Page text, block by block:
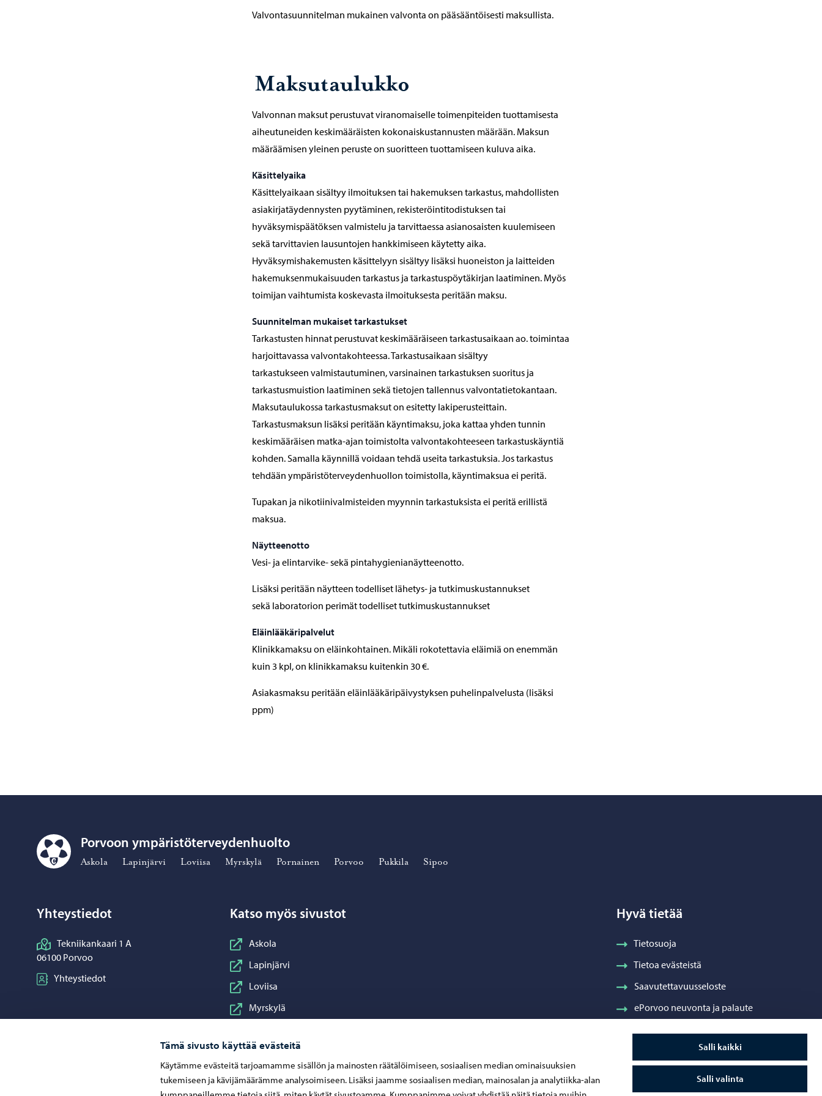
Tämä sivusto käyttää evästeitä
Käytämme evästeitä tarjoamamme sisällön ja mainosten räätälöimiseen, sosiaalisen median ominaisuuksien
tukemiseen ja kävijämäärämme analysoimiseen. Lisäksi jaamme sosiaalisen median, mainosalan ja analytiikka-alan
Salli kaikki
Salli valinta
Valvontasuunnitelman mukainen valvonta on pääsääntöisesti maksullista.
Maksutaulukko
Valvonnan maksut perustuvat viranomaiselle toimenpiteiden tuottamisesta
aiheutuneiden keskimääräisten kokonaiskustannusten määrään. Maksun
määräämisen yleinen peruste on suoritteen tuottamiseen kuluva aika.
Käsittelyaika
Käsittelyaikaan sisältyy ilmoituksen tai hakemuksen tarkastus, mahdollisten
asiakirjatäydennysten pyytäminen, rekisteröintitodistuksen tai
hyväksymispäätöksen valmistelu ja tarvittaessa asianosaisten kuulemiseen
sekä tarvittavien lausuntojen hankkimiseen käytetty aika.
Hyväksymishakemusten käsittelyyn sisältyy lisäksi huoneiston ja laitteiden
hakemuksenmukaisuuden tarkastus ja tarkastuspöytäkirjan laatiminen. Myös
toimijan vaihtumista koskevasta ilmoituksesta peritään maksu.
Suunnitelman mukaiset tarkastukset
Tarkastusten hinnat perustuvat keskimääräiseen tarkastusaikaan ao. toimintaa
harjoittavassa valvontakohteessa. Tarkastusaikaan sisältyy
tarkastukseen valmistautuminen, varsinainen tarkastuksen suoritus ja
tarkastusmuistion laatiminen sekä tietojen tallennus valvontatietokantaan.
Maksutaulukossa tarkastusmaksut on esitetty lakiperusteittain.
Tarkastusmaksun lisäksi peritään käyntimaksu, joka kattaa yhden tunnin
keskimääräisen matka-ajan toimistolta valvontakohteeseen tarkastuskäyntiä
kohden. Samalla käynnillä voidaan tehdä useita tarkastuksia. Jos tarkastus
tehdään ympäristöterveydenhuollon toimistolla, käyntimaksua ei peritä.
Tupakan ja nikotiinivalmisteiden myynnin tarkastuksista ei peritä erillistä
maksua.
Näytteenotto
Vesi- ja elintarvike- sekä pintahygienianäytteenotto.
Lisäksi peritään näytteen todelliset lähetys- ja tutkimuskustannukset
sekä laboratorion perimät todelliset tutkimuskustannukset
Eläinlääkäripalvelut
Klinikkamaksu on eläinkohtainen. Mikäli rokotettavia eläimiä on enemmän
kuin 3 kpl, on klinikkamaksu kuitenkin 30 €.
Asiakasmaksu peritään eläinlääkäripäivystyksen puhelinpalvelusta (lisäksi
ppm)
Porvoon ympäristöterveydenhuolto – Siirry kotisivulle
Porvoon ympäristöterveydenhuolto
Askola Lapinjärvi Loviisa Myrskylä Pornainen Porvoo Pukkila Sipoo
Yhteystiedot
Tekniikankaari 1 A
06100 Porvoo
Yhteystiedot
Katso myös sivustot
Askola
Lapinjärvi
Loviisa
Myrskylä
Porvoo
Pukkila
Sipoo
Hyvä tietää
Tietosuoja
Tietoa evästeistä
Saavutettavuusseloste
ePorvoo neuvonta ja palaute